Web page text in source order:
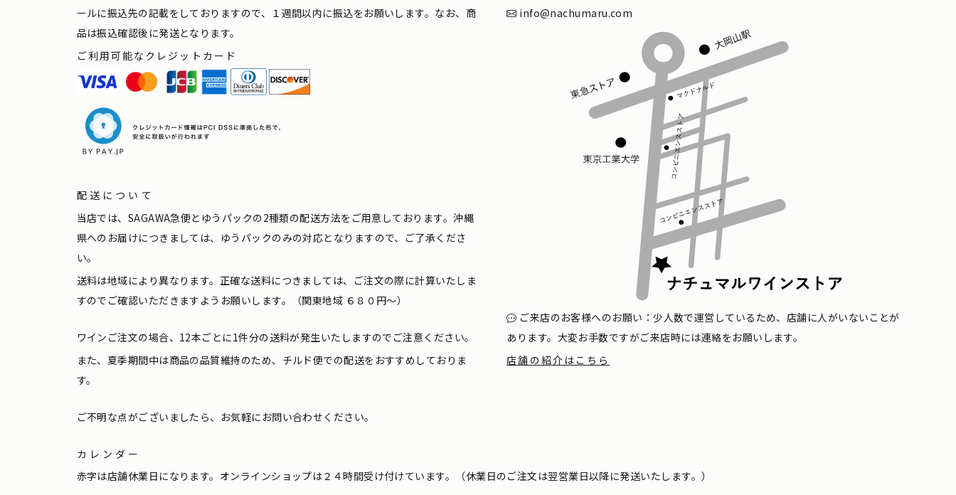
ールに振込先の記載をしておりますので、１週間以内に振込をお願いします。なお、商
品は振込確認後に発送となります。
ご利用可能なクレジットカード
配送について
当店では、SAGAWA急便とゆうパックの2種類の配送方法をご用意しております。沖縄
県へのお届けにつきましては、ゆうパックのみの対応となりますので、ご了承くださ
い。
送料は地域により異なります。正確な送料につきましては、ご注文の際に計算いたしま
すのでご確認いただきますようお願いします。（関東地域 ６８０円〜）
ワインご注文の場合、12本ごとに1件分の送料が発生いたしますのでご注意ください。
また、夏季期間中は商品の品質維持のため、チルド便での配送をおすすめしておりま
す。
ご不明な点がございましたら、お気軽にお問い合わせください。
info@nachumaru.com
ご来店のお客様へのお願い：少人数で運営しているため、店舗に人がいないことが
あります。大変お手数ですがご来店時には連絡をお願いします。
店舗の紹介はこちら
カレンダー
赤字は店舗休業日になります。オンラインショップは２４時間受け付けています。（休業日のご注文は翌営業日以降に発送いたします。）